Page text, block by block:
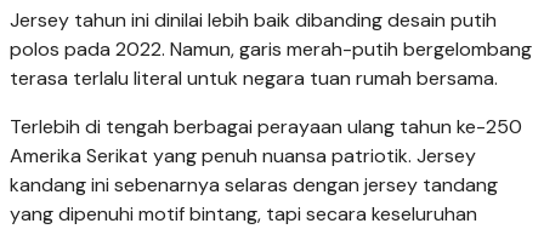
Jersey tahun ini dinilai lebih baik dibanding desain putih
polos pada 2022. Namun, garis merah-putih bergelombang
terasa terlalu literal untuk negara tuan rumah bersama.
Terlebih di tengah berbagai perayaan ulang tahun ke-250
Amerika Serikat yang penuh nuansa patriotik. Jersey
kandang ini sebenarnya selaras dengan jersey tandang
yang dipenuhi motif bintang, tapi secara keseluruhan